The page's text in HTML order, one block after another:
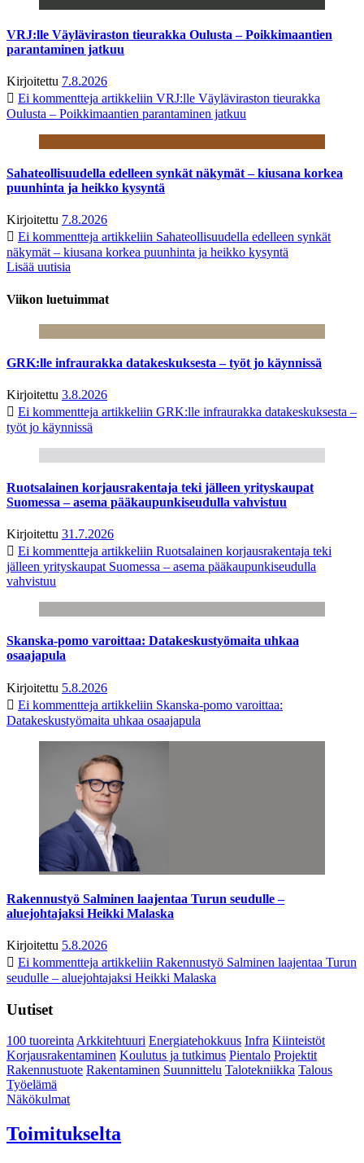
VRJ:lle Väyläviraston tieurakka Oulusta – Poikkimaantien
parantaminen jatkuu
Kirjoitettu 7.8.2026
Ei kommentteja artikkeliin VRJ:lle Väyläviraston tieurakka
Oulusta – Poikkimaantien parantaminen jatkuu
Sahateollisuudella edelleen synkät näkymät – kiusana korkea
puunhinta ja heikko kysyntä
Kirjoitettu 7.8.2026
Ei kommentteja artikkeliin Sahateollisuudella edelleen synkät
näkymät – kiusana korkea puunhinta ja heikko kysyntä
Lisää uutisia
Viikon luetuimmat
GRK:lle infraurakka datakeskuksesta – työt jo käynnissä
Kirjoitettu 3.8.2026
Ei kommentteja artikkeliin GRK:lle infraurakka datakeskuksesta –
työt jo käynnissä
Ruotsalainen korjausrakentaja teki jälleen yrityskaupat
Suomessa – asema pääkaupunkiseudulla vahvistuu
Kirjoitettu 31.7.2026
Ei kommentteja artikkeliin Ruotsalainen korjausrakentaja teki
jälleen yrityskaupat Suomessa – asema pääkaupunkiseudulla
vahvistuu
Skanska-pomo varoittaa: Datakeskustyömaita uhkaa
osaajapula
Kirjoitettu 5.8.2026
Ei kommentteja artikkeliin Skanska-pomo varoittaa:
Datakeskustyömaita uhkaa osaajapula
Rakennustyö Salminen laajentaa Turun seudulle –
aluejohtajaksi Heikki Malaska
Kirjoitettu 5.8.2026
Ei kommentteja artikkeliin Rakennustyö Salminen laajentaa Turun
seudulle – aluejohtajaksi Heikki Malaska
Uutiset
100 tuoreintaArkkitehtuuri Energiatehokkuus Infra Kiinteistöt
Korjausrakentaminen Koulutus ja tutkimus Pientalo Projektit
Rakennustuote Rakentaminen Suunnittelu Talotekniikka Talous
Työelämä
Näkökulmat
Toimitukselta